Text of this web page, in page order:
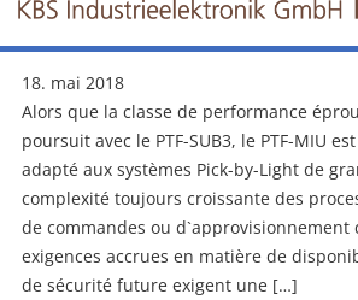
GmbH propose désormais les interfaces
et PTF-MIU.
18. mai 2018
Alors que la classe de performance
poursuit avec le PTF-SUB3, le PTF-MIU
adapté aux systèmes Pick-by-Light de
complexité toujours croissante des
de commandes ou d`approvisionnement
exigences accrues en matière de
de sécurité future exigent une […]